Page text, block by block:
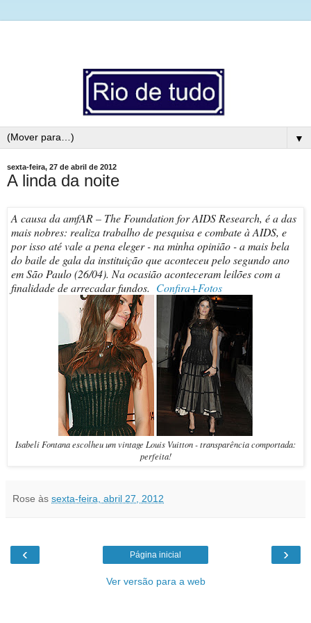
▼
sexta-feira, 27 de abril de 2012
A linda da noite
A causa da amfAR – The Foundation for AIDS Research, é a das
mais nobres: realiza trabalho de pesquisa e combate à AIDS, e
por isso até vale a pena eleger - na minha opinião - a mais bela
do baile de gala da instituição que aconteceu pelo segundo ano
em São Paulo (26/04). Na ocasião aconteceram leilões com a
finalidade de arrecadar fundos. Confira+Fotos
Isabeli Fontana escolheu um vintage Louis Vuitton - transparência comportada:
perfeita!
Rose às sexta-feira, abril 27, 2012
‹ ›
Página inicial
Ver versão para a web